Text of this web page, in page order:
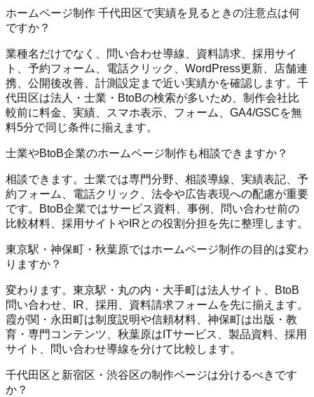
ホームページ制作 千代田区で実績を見るときの注意点は何
ですか？
業種名だけでなく、問い合わせ導線、資料請求、採用サイ
ト、予約フォーム、電話クリック、WordPress更新、店舗連
携、公開後改善、計測設定まで近い実績かを確認します。千
代田区は法人・士業・BtoBの検索が多いため、制作会社比
較前に料金、実績、スマホ表示、フォーム、GA4/GSCを無
料5分で同じ条件に揃えます。
士業やBtoB企業のホームページ制作も相談できますか？
相談できます。士業では専門分野、相談導線、実績表記、予
約フォーム、電話クリック、法令や広告表現への配慮が重要
です。BtoB企業ではサービス資料、事例、問い合わせ前の
比較材料、採用サイトやIRとの役割分担を先に整理します。
東京駅・神保町・秋葉原ではホームページ制作の目的は変わ
りますか？
変わります。東京駅・丸の内・大手町は法人サイト、BtoB
問い合わせ、IR、採用、資料請求フォームを先に揃えます。
霞が関・永田町は制度説明や信頼材料、神保町は出版・教
育・専門コンテンツ、秋葉原はITサービス、製品資料、採用
サイト、問い合わせ導線を分けて比較します。
千代田区と新宿区・渋谷区の制作ページは分けるべきです
か？